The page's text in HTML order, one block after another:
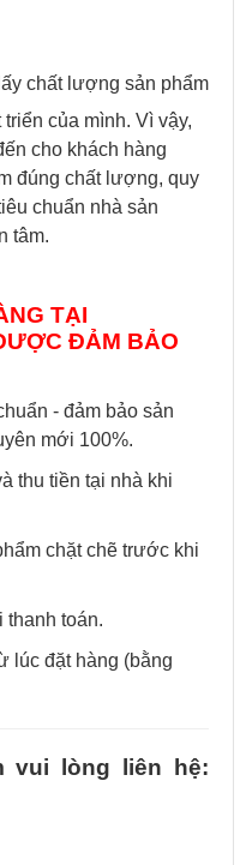
chất lượng sản phẩm
của mình. Vì vậy,
cho khách hàng
đúng chất lượng, quy
chuẩn nhà sản
tâm.
TẠI
ĐẢM BẢO
- đảm bảo sản
mới 100%.
thu tiền tại nhà khi
chặt chẽ trước khi
toán.
lúc đặt hàng (bằng
vui lòng liên hệ: